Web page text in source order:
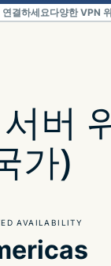
연결하세요다양한 VPN
버
가)
AVAILABILITY